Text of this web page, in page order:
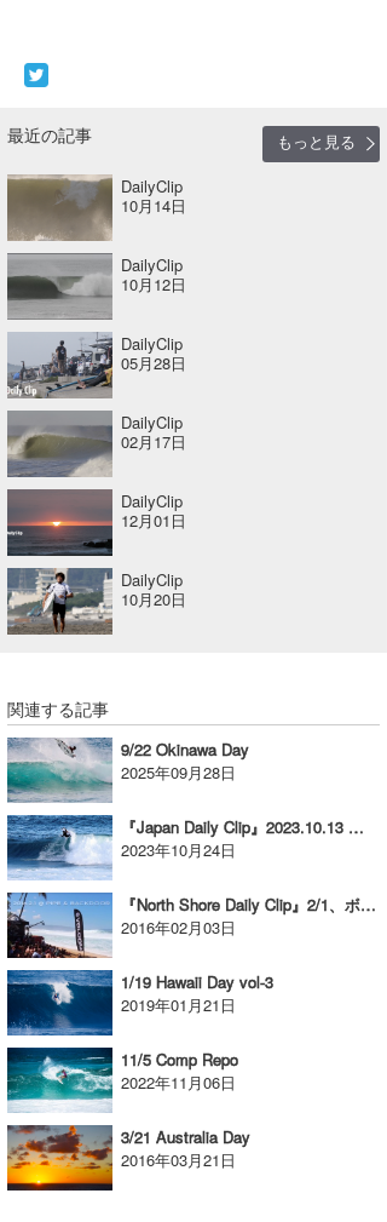
最近の記事
もっと見る
DailyClip
10月14日
DailyClip
10月12日
DailyClip
05月28日
DailyClip
02月17日
DailyClip
12月01日
DailyClip
10月20日
関連する記事
9/22 Okinawa Day
2025年09月28日
『Japan Daily Clip』2023.10.13 @ Shikoku / vol.1
2023年10月24日
『North Shore Daily Clip』2/1、ボルコムパイププロ/DAY-2
2016年02月03日
1/19 Hawaii Day vol-3
2019年01月21日
11/5 Comp Repo
2022年11月06日
3/21 Australia Day
2016年03月21日
KOBU
MIN
mitz
OYZ
S.K
Soulman
VAGY
waka☆=
たっちー
ハンマー
まっきー
三輪予報士
小川予報士
上田純子
上條将美
唐澤予報士
SancheZ
ゴン